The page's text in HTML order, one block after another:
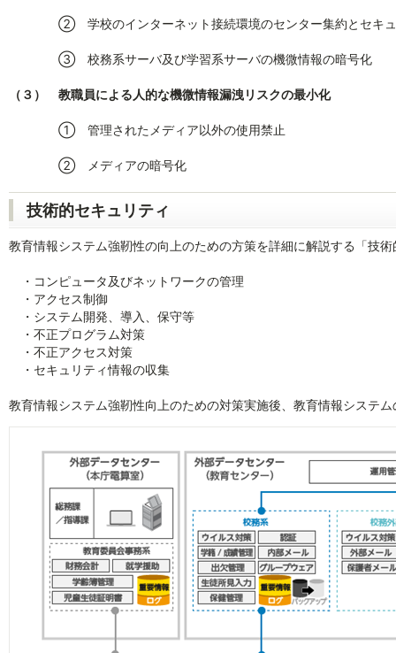
② 学校のインターネット接続環境のセンター集約とセキュ
③ 校務系サーバ及び学習系サーバの機微情報の暗号化
（３） 教職員による人的な機微情報漏洩リスクの最小化
① 管理されたメディア以外の使用禁止
② メディアの暗号化
技術的セキュリティ
教育情報システム強靭性の向上のための方策を詳細に解説する「技
・コンピュータ及びネットワークの管理
・アクセス制御
・システム開発、導入、保守等
・不正プログラム対策
・不正アクセス対策
・セキュリティ情報の収集
教育情報システム強靭性向上のための対策実施後、教育情報システ